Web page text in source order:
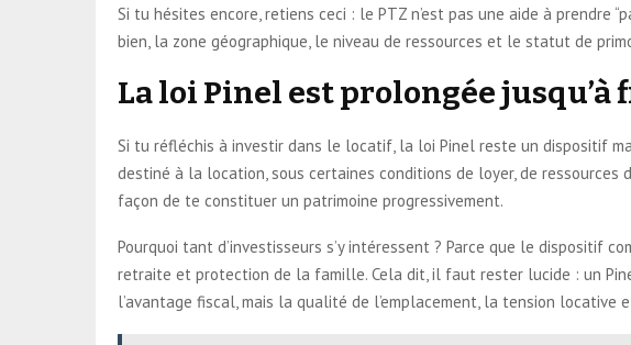
Si tu hésites encore, retiens ceci : le PTZ n’est pas une aide à
bien, la zone géographique, le niveau de ressources et le statut de
La loi Pinel est prolongée jusqu’à
Si tu réfléchis à investir dans le locatif, la loi Pinel reste un dispositif
destiné à la location, sous certaines conditions de loyer, de ressources
façon de te constituer un patrimoine progressivement.
Pourquoi tant d’investisseurs s’y intéressent ? Parce que le dispositif
retraite et protection de la famille. Cela dit, il faut rester lucide : un
l’avantage fiscal, mais la qualité de l’emplacement, la tension locative